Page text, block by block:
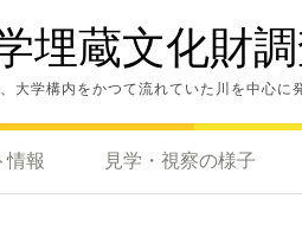
埋蔵文化財
大学構内をかつて流れていた川を中心
情報 見学・視察の様子